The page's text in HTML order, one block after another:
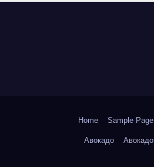
Home Sample Page
Авокадо Авокадо